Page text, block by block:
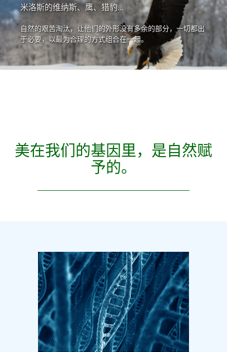
米洛斯的维纳斯、鹰、猎豹...
自然的艰苦淘汰，让他们的外形没有多余的部分，一切都出
于必要，以最为合理的方式组合在一起。
美在我们的基因里，是自然赋
予的。